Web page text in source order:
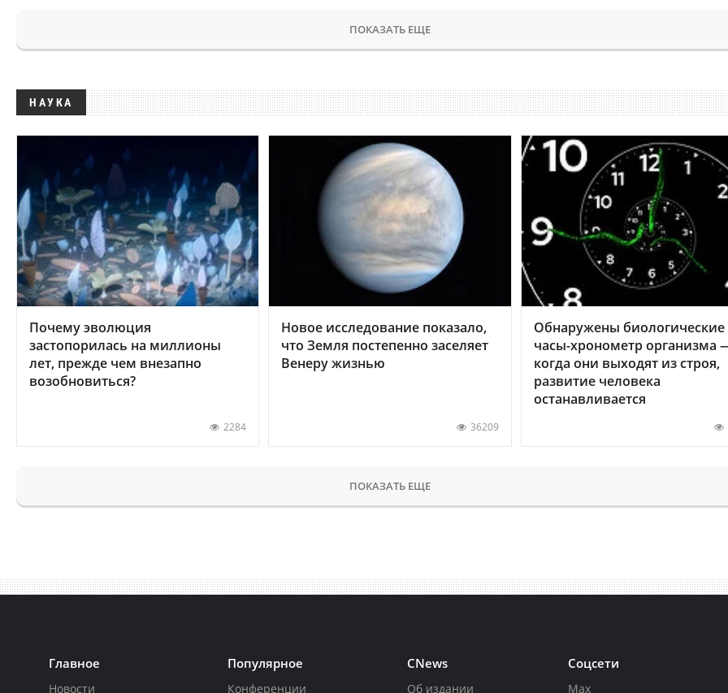
ПОКАЗАТЬ ЕЩЕ
НАУКА
Почему эволюция
застопорилась на миллионы
лет, прежде чем внезапно
возобновиться?
2284
Новое исследование показало,
что Земля постепенно заселяет
Венеру жизнью
36209
Обнаружены биологические
часы-хронометр организма
когда они выходят из строя,
развитие человека
останавливается
ПОКАЗАТЬ ЕЩЕ
Главное
Новости
Популярное
Конференции
CNews
Об издании
Соцсети
Max